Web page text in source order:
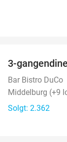
3-
Bar Bistro DuCo
Middelburg (+9
Solgt: 2.362